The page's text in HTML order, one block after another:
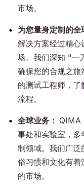
市场。
为您量身定制的全
解决方案经过精
场。我们深知 "一
确保您的合规之旅
的测试工程师，
流程。
全球业务： QIMA
事处和实验室，
制领域。我们广
俗习惯和文化有
的市场。